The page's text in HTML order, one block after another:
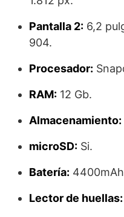
Pantalla 2: 6,2
904.
Procesador:
RAM: 12 Gb.
Almacenamiento:
microSD: Si.
Batería:
Lector de huellas: